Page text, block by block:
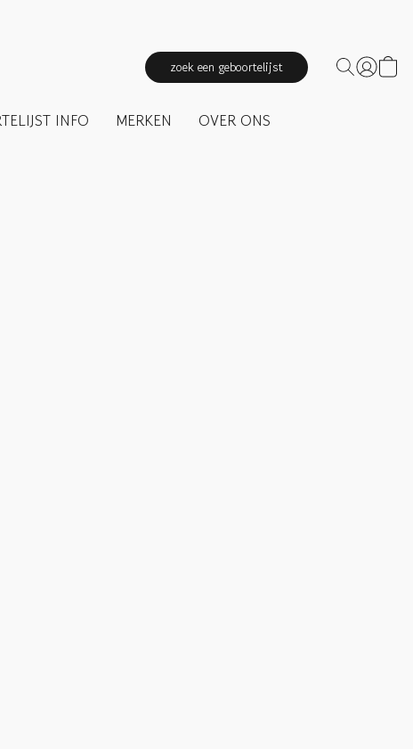
zoek een geboortelijst
INFO MERKEN OVER ONS